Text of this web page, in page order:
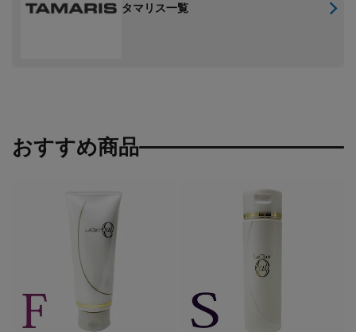
タマリス一覧
おすすめ商品